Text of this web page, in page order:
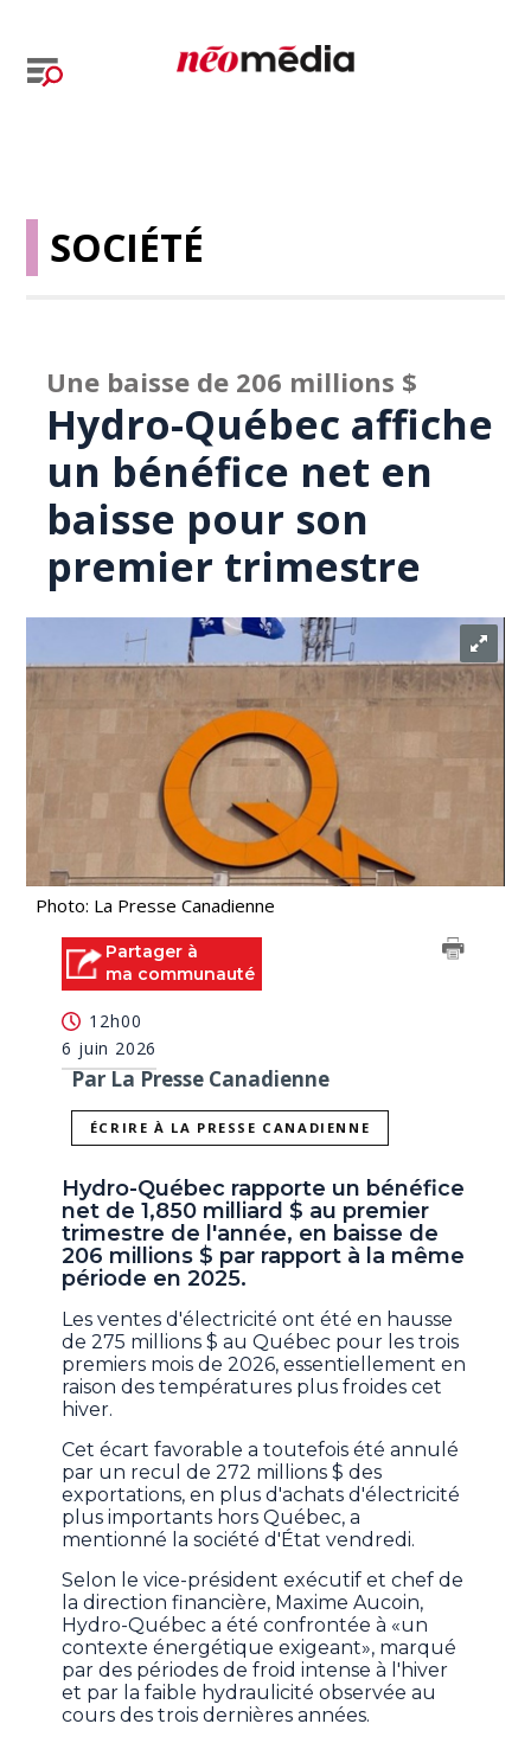
SOCIÉTÉ
Une baisse de 206 millions $
Hydro-Québec affiche
un bénéfice net en
baisse pour son
premier trimestre
Photo: La Presse Canadienne
Partager à
ma communauté
12h00
6 juin 2026
Par La Presse Canadienne
ÉCRIRE À LA PRESSE CANADIENNE
Hydro-Québec rapporte un bénéfice
net de 1,850 milliard $ au premier
trimestre de l'année, en baisse de
206 millions $ par rapport à la même
période en 2025.
Les ventes d'électricité ont été en hausse
de 275 millions $ au Québec pour les trois
premiers mois de 2026, essentiellement en
raison des températures plus froides cet
hiver.
Cet écart favorable a toutefois été annulé
par un recul de 272 millions $ des
exportations, en plus d'achats d'électricité
plus importants hors Québec, a
mentionné la société d'État vendredi.
Selon le vice-président exécutif et chef de
la direction financière, Maxime Aucoin,
Hydro-Québec a été confrontée à «un
contexte énergétique exigeant», marqué
par des périodes de froid intense à l'hiver
et par la faible hydraulicité observée au
cours des trois dernières années.